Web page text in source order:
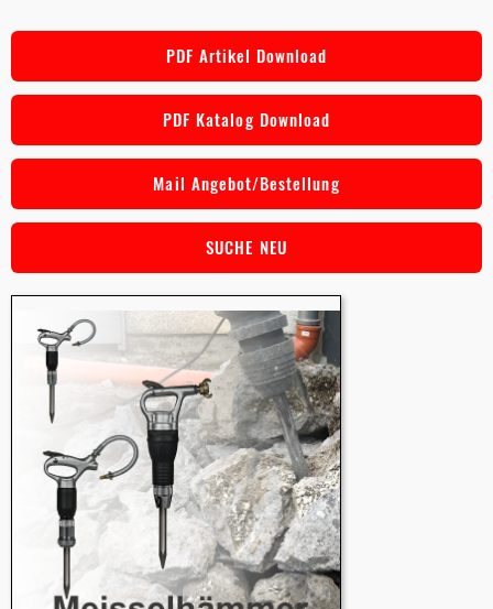
PDF Artikel Download
PDF Katalog Download
Mail Angebot/Bestellung
SUCHE NEU